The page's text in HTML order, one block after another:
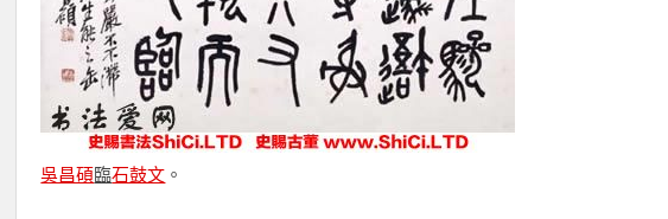
吳昌碩臨石鼓文 。